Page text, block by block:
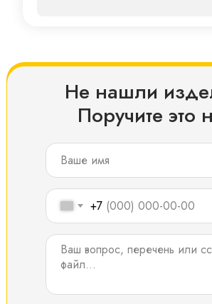
Не нашли
Поручите это
+7